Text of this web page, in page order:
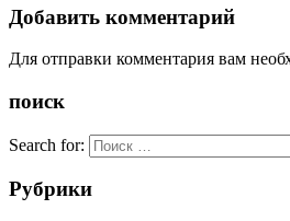
Добавить комментарий
Для отправки комментария вам
поиск
Search for:
Рубрики